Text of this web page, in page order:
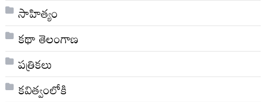
సాహిత్యం
కథా తెలంగాణ
పత్రికలు
కవిత్వంలోకి